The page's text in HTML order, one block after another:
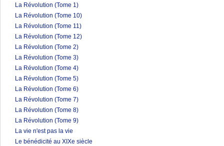
La Révolution (Tome 1)
La Révolution (Tome 10)
La Révolution (Tome 11)
La Révolution (Tome 12)
La Révolution (Tome 2)
La Révolution (Tome 3)
La Révolution (Tome 4)
La Révolution (Tome 5)
La Révolution (Tome 6)
La Révolution (Tome 7)
La Révolution (Tome 8)
La Révolution (Tome 9)
La vie n'est pas la vie
Le bénédicité au XIXe siècle